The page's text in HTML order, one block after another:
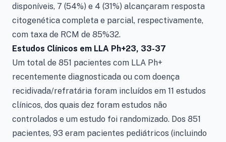
disponíveis, 7 (54%) e 4 (31%) alcançaram resposta
citogenética completa e parcial, respectivamente,
com taxa de RCM de 85%32.
Estudos Clínicos em LLA Ph+23, 33-37
Um total de 851 pacientes com LLA Ph+
recentemente diagnosticada ou com doença
recidivada/refratária foram incluídos em 11 estudos
clínicos, dos quais dez foram estudos não
controlados e um estudo foi randomizado. Dos 851
pacientes, 93 eram pacientes pediátricos (incluindo